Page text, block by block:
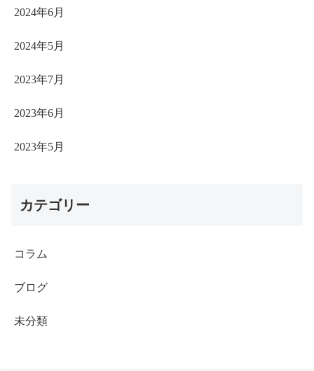
2024年6月
2024年5月
2023年7月
2023年6月
2023年5月
カテゴリー
コラム
ブログ
未分類